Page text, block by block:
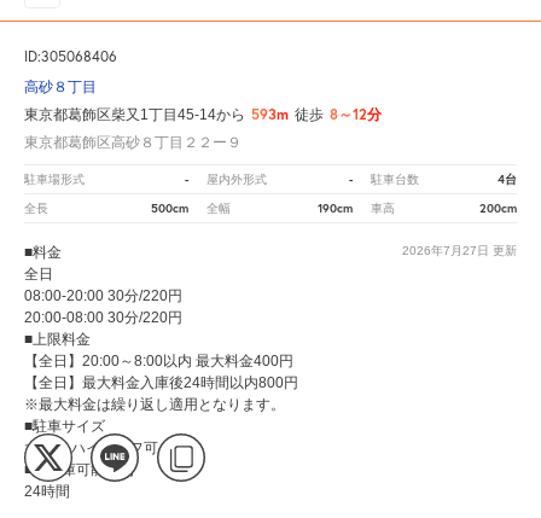
ID:305068406
高砂８丁目
東京都葛飾区柴又1丁目45-14から 593m 徒歩 8～12分
東京都葛飾区高砂８丁目２２ー９
駐車場形式 - 屋内外形式 - 駐車台数 4台
全長 500cm 全幅 190cm 車高 200cm
2026年7月27日 更新
■料金
全日
08:00-20:00 30分/220円
20:00-08:00 30分/220円
■上限料金
【全日】20:00～8:00以内 最大料金400円
【全日】最大料金入庫後24時間以内800円
※最大料金は繰り返し適用となります。
■駐車サイズ
大型可 ハイルーフ可
■入出庫可能時間
24時間